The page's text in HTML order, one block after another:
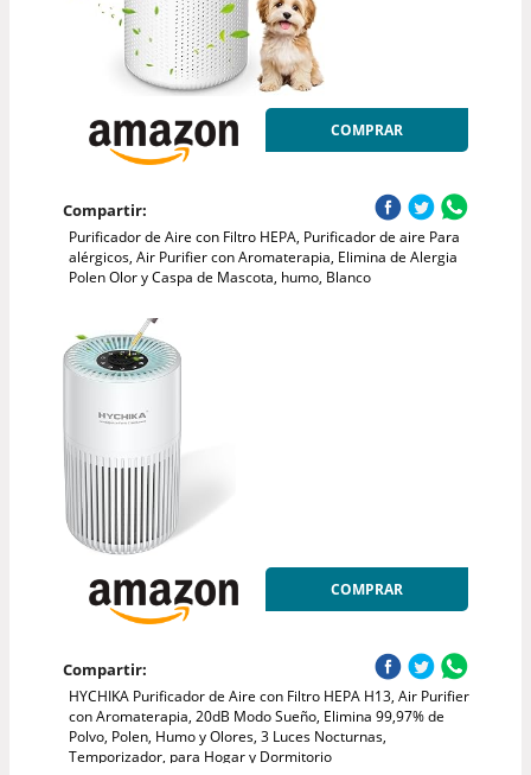
COMPRAR
Compartir:
Purificador de Aire con Filtro HEPA, Purificador de aire Para
alérgicos, Air Purifier con Aromaterapia, Elimina de Alergia
Polen Olor y Caspa de Mascota, humo, Blanco
COMPRAR
Compartir:
HYCHIKA Purificador de Aire con Filtro HEPA H13, Air Purifier
con Aromaterapia, 20dB Modo Sueño, Elimina 99,97% de
Polvo, Polen, Humo y Olores, 3 Luces Nocturnas,
Temporizador, para Hogar y Dormitorio